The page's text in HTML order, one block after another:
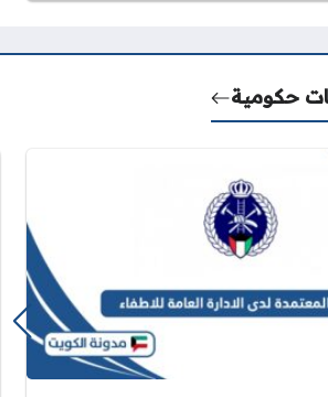
حكومية